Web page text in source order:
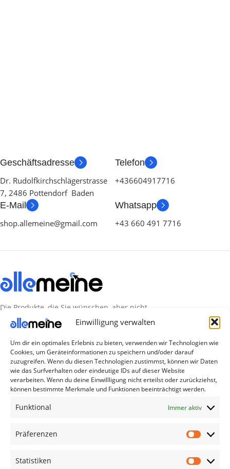
Einwilligung verwalten
Um dir ein optimales Erlebnis zu bieten, verwenden wir Technologien wie
Cookies, um Geräteinformationen zu speichern und/oder darauf
zuzugreifen. Wenn du diesen Technologien zustimmst, können wir Daten
wie das Surfverhalten oder eindeutige IDs auf dieser Website
verarbeiten. Wenn du deine Einwillligung nicht erteilst oder zurückziehst,
können bestimmte Merkmale und Funktionen beeinträchtigt werden.
Funktional Immer aktiv
Präferenzen
Statistiken
Geschäftsadresse
Dr. Rudolfkirchschlägerstrasse
7, 2486 Pottendorf Baden
Telefon
+436604917716
E-Mail
shop.allemeine@gmail.com
Whatsapp
+43 660 491 7716
Die Produkte, die Sie wünschen, aber nicht
erreichen können, sind gleichzeitig mit der
Welt hier.
Abonnieren Sie uns
Kategorien
TV Zubehör
Handy Zubehör
Airpod Zubehör